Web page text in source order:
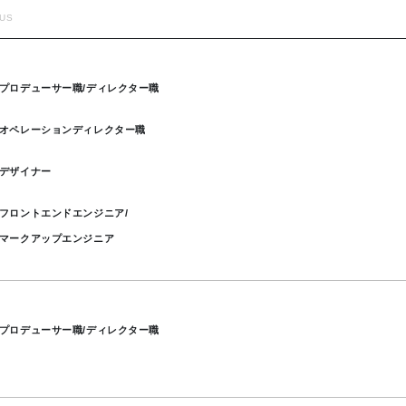
プロデューサー職/ディレクター職
オペレーションディレクター職
デザイナー
フロントエンドエンジニア/
マークアップエンジニア
プロデューサー職/ディレクター職